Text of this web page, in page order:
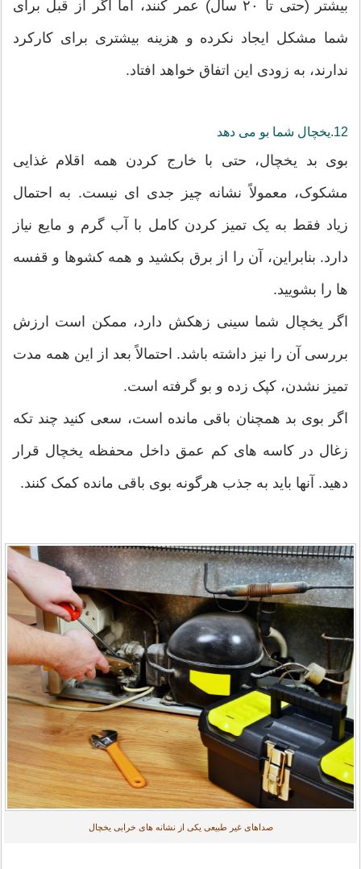
بیشتر (حتی تا ۲۰ سال) عمر کنند، اما اگر از قبل برای
شما مشکل ایجاد نکرده و هزینه بیشتری برای کارکرد
ندارند، به زودی این اتفاق خواهد افتاد.
12.یخچال شما بو می دهد
بوی بد یخچال، حتی با خارج کردن همه اقلام غذایی
مشکوک، معمولاً نشانه چیز جدی ای نیست. به احتمال
زیاد فقط به یک تمیز کردن کامل با آب گرم و مایع نیاز
دارد. بنابراین، آن را از برق بکشید و همه کشوها و قفسه
ها را بشویید.
اگر یخچال شما سینی زهکش دارد، ممکن است ارزش
بررسی آن را نیز داشته باشد. احتمالاً بعد از این همه مدت
تمیز نشدن، کپک زده و بو گرفته است.
اگر بوی بد همچنان باقی مانده است، سعی کنید چند تکه
زغال در کاسه های کم عمق داخل محفظه یخچال قرار
دهید. آنها باید به جذب هرگونه بوی باقی مانده کمک کنند.
صداهای غیر طبیعی یکی از نشانه های خرابی یخچال